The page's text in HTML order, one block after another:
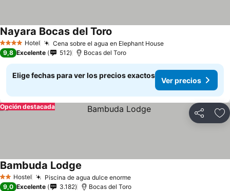
4 EstrellasHotel Cena sobre el agua en Elephant House
Nayara Bocas del Toro
9,8 Excelente 512 Bocas del Toro
Elige fechas para ver los precios exactos
Ver precios
Compartir
Opción destacada
2 Estrellas
Hostel Piscina de agua dulce enorme
Bambuda Lodge
9,0 Excelente 3.182 Bocas del Toro